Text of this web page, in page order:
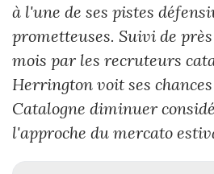
à l'une de ses pistes
prometteuses. Suivi de
mois par les recruteurs
Herrington voit ses
Catalogne diminuer
l'approche du mercato